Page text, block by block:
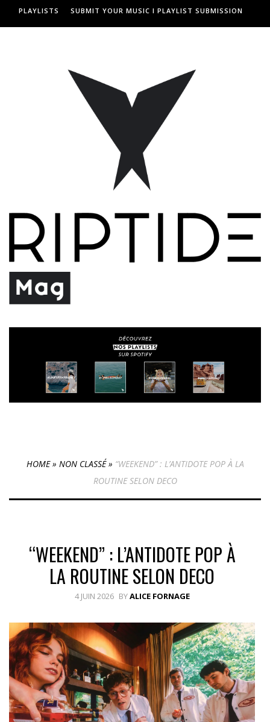
PLAYLISTS SUBMIT YOUR MUSIC I PLAYLIST SUBMISSION
HOME» NON CLASSÉ» “WEEKEND” : L’ANTIDOTE POP À LA
ROUTINE SELON DECO
“WEEKEND” : L’ANTIDOTE POP À
LA ROUTINE SELON DECO
4 JUIN 2026 BYALICE FORNAGE